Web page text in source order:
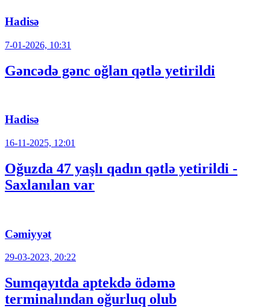
Hadisə
7-01-2026, 10:31
Gəncədə gənc oğlan qətlə yetirildi
Hadisə
16-11-2025, 12:01
Oğuzda 47 yaşlı qadın qətlə yetirildi -
Saxlanılan var
Cəmiyyət
29-03-2023, 20:22
Sumqayıtda aptekdə ödəmə
terminalından oğurluq olub